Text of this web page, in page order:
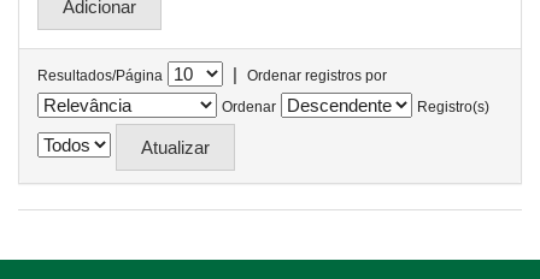
Resultados/Página |
Ordenar registros por
Ordenar
Registro(s)